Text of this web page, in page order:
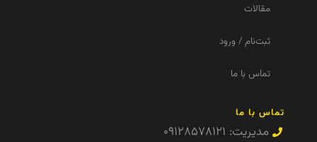
مقالات
ثبت‌نام / ورود
تماس با ما
تماس با ما
مدیریت: ۰۹۱۲۸۵۷۸۱۲۱